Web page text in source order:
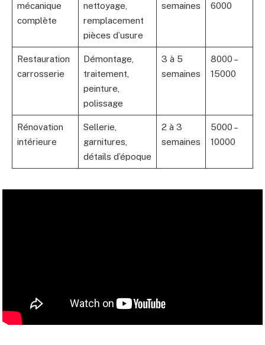
mécanique
complète
nettoyage,
remplacement
pièces d’usure
semaines
6000
Restauration
carrosserie
Démontage,
traitement,
peinture,
polissage
3 à 5
semaines
8000 –
15000
Rénovation
intérieure
Sellerie,
garnitures,
détails d’époque
2 à 3
semaines
5000 –
10000